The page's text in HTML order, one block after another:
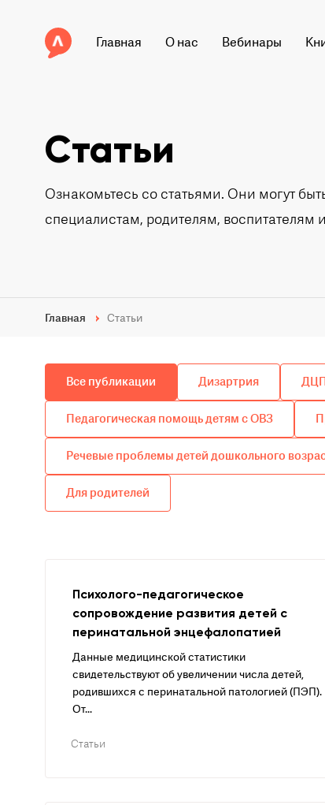
Главная О нас Вебинары
Статьи
Ознакомьтесь со статьями. Они могут
специалистам, родителям, воспитателям
Главная Статьи
Все публикации Дизартрия
Педагогическая помощь детям с ОВЗ
Речевые проблемы детей дошкольного
Для родителей
Психолого-педагогическое
сопровождение развития детей с
перинатальной энцефалопатией
Данные медицинской статистики
свидетельствуют об увеличении числа детей,
родившихся с перинатальной патологией (ПЭП).
От...
Статьи